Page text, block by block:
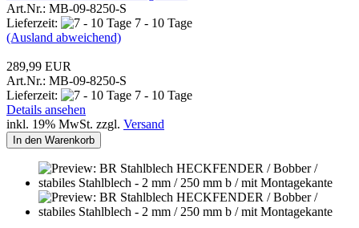
Art.Nr.: MB-09-8250-S
Lieferzeit:
7 - 10 Tage
(Ausland abweichend)
289,99 EUR
Art.Nr.: MB-09-8250-S
Lieferzeit:
7 - 10 Tage
Details ansehen
inkl. 19% MwSt. zzgl. Versand
In den Warenkorb